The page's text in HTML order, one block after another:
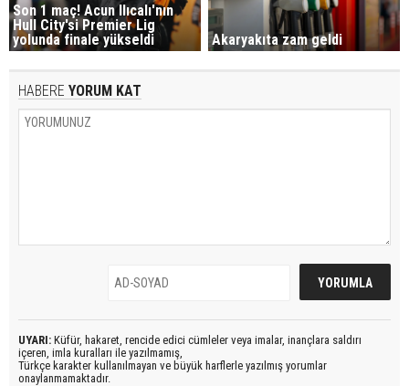
Son 1 maç! Acun Ilıcalı'nın
Hull City'si Premier Lig
yolunda finale yükseldi
Akaryakıta zam geldi
HABERE YORUM KAT
UYARI: Küfür, hakaret, rencide edici cümleler veya imalar, inançlara saldırı
içeren, imla kuralları ile yazılmamış,
Türkçe karakter kullanılmayan ve büyük harflerle yazılmış yorumlar
onaylanmamaktadır.